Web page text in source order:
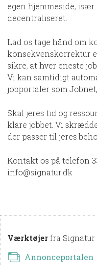
egen hjemmeside,
decentraliseret.
Lad os tage hånd om
konsekvenskorrektur
sikre, at hver eneste
Vi kan samtidigt
jobportaler som
Skal jeres tid og
klare jobbet. Vi
der passer til jeres
Kontakt os på telefon
info@signatur.dk
Værktøjerfra Signatur
Annonceportalen